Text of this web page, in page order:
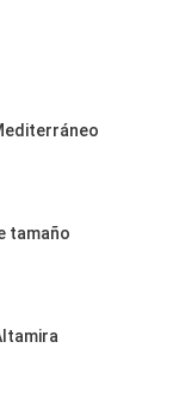
tamaño